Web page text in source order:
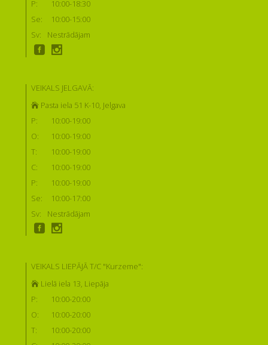
P:
10:00-18:30
Se:
10:00-15:00
Sv:
Nestrādājam
VEIKALS JELGAVĀ:
Pasta iela 51 K-10, Jelgava
P:
10:00-19:00
O:
10:00-19:00
T:
10:00-19:00
C:
10:00-19:00
P:
10:00-19:00
Se:
10:00-17:00
Sv:
Nestrādājam
VEIKALS LIEPĀJĀ T/C "Kurzeme":
Lielā iela 13, Liepāja
P:
10:00-20:00
O:
10:00-20:00
T:
10:00-20:00